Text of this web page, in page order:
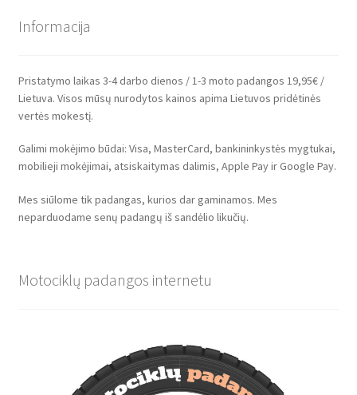
Informacija
Pristatymo laikas 3-4 darbo dienos / 1-3 moto padangos 19,95€ /
Lietuva. Visos mūsų nurodytos kainos apima Lietuvos pridėtinės
vertės mokestį.
Galimi mokėjimo būdai: Visa, MasterCard, bankininkystės mygtukai,
mobilieji mokėjimai, atsiskaitymas dalimis, Apple Pay ir Google Pay.
Mes siūlome tik padangas, kurios dar gaminamos. Mes
neparduodame senų padangų iš sandėlio likučių.
Motociklų padangos internetu